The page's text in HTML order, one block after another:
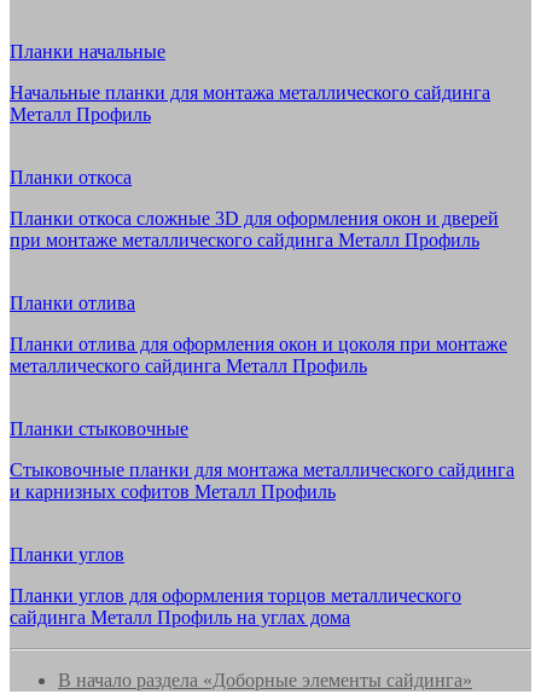
Планки начальные
Начальные планки для монтажа металлического сайдинга
Металл Профиль
Планки откоса
Планки откоса сложные 3D для оформления окон и дверей
при монтаже металлического сайдинга Металл Профиль
Планки отлива
Планки отлива для оформления окон и цоколя при монтаже
металлического сайдинга Металл Профиль
Планки стыковочные
Стыковочные планки для монтажа металлического сайдинга
и карнизных софитов Металл Профиль
Планки углов
Планки углов для оформления торцов металлического
сайдинга Металл Профиль на углах дома
В начало раздела «Доборные элементы сайдинга»